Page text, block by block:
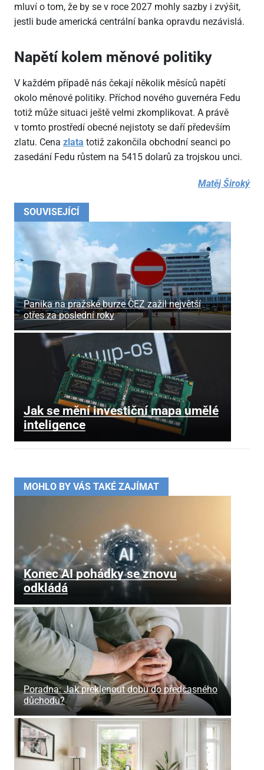
SOUVISEJÍCÍ
Panika na pražské burze ČEZ zažil největší
otřes za poslední roky
Jak se mění investiční mapa umělé
inteligence
mluví o tom, že by se v roce 2027 mohly sazby i zvýšit,
jestli bude americká centrální banka opravdu nezávislá.
Napětí kolem měnové politiky
V každém případě nás čekají několik měsíců napětí
okolo měnové politiky. Příchod nového guvernéra Fedu
totiž může situaci ještě velmi zkomplikovat. A právě
v tomto prostředí obecné nejistoty se daří především
zlatu. Cena zlata totiž zakončila obchodní seanci po
zasedání Fedu růstem na 5415 dolarů za trojskou unci.
Matěj Široký
MOHLO BY VÁS TAKÉ ZAJÍMAT
Konec AI pohádky se znovu
odkládá
Poradna: Jak překlenout dobu do předčasného
důchodu?